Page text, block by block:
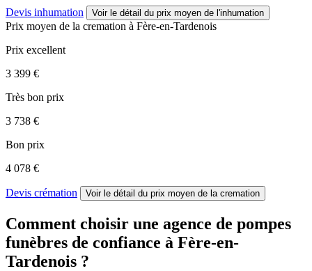
Devis inhumation Voir le détail du prix moyen de l'inhumation
Prix moyen de la cremation à Fère-en-Tardenois
Prix excellent
3 399 €
Très bon prix
3 738 €
Bon prix
4 078 €
Devis crémation Voir le détail du prix moyen de la cremation
Comment choisir une agence de pompes
funèbres de confiance à Fère-en-
Tardenois ?